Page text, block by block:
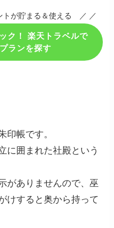
が貯まる＆使える ／ ／
ク！ 楽天トラベルで
ランを探す
印帳です。
に囲まれた社殿という
がありませんので、巫
けすると奥から持って